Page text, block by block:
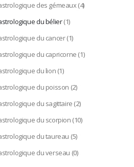
des gémeaux(4)
du bélier(1)
du cancer(1)
du capricorne(1)
du lion(1)
du poisson (2)
du sagittaire(2)
du scorpion(10)
du taureau (5)
du verseau (0)